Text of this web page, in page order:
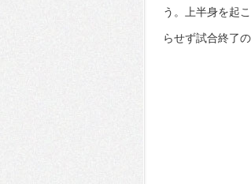
う。上半身を起
らせず試合終了